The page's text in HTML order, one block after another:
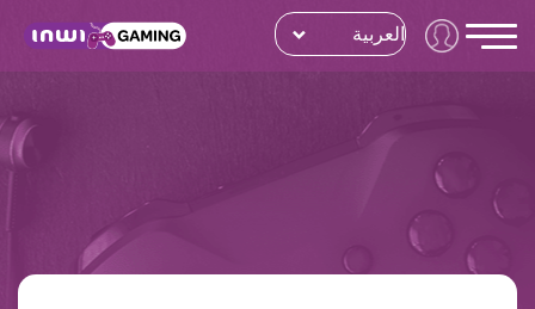
العربية